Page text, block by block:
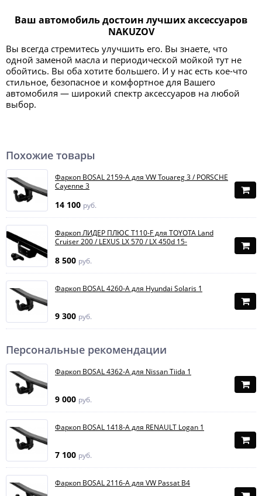
Ваш автомобиль достоин лучших аксессуаров
NAKUZOV
Вы всегда стремитесь улучшить его. Вы знаете, что
одной заменой масла и периодической мойкой тут не
обойтись. Вы оба хотите большего. И у нас есть кое-что
стильное, безопасное и комфортное для Вашего
автомобиля — широкий спектр аксессуаров на любой
выбор.
Похожие товары
Фаркоп BOSAL 2159-A для VW Touareg 3 / PORSCHE
Cayenne 3
14 100 руб.
Фаркоп ЛИДЕР ПЛЮС T110-F для TOYOTA Land
Cruiser 200 / LEXUS LX 570 / LX 450d 15-
8 500 руб.
Фаркоп BOSAL 4260-A для Hyundai Solaris 1
9 300 руб.
Персональные рекомендации
Фаркоп BOSAL 4362-A для Nissan Tiida 1
9 000 руб.
Фаркоп BOSAL 1418-A для RENAULT Logan 1
7 100 руб.
Фаркоп BOSAL 2116-A для VW Passat B4